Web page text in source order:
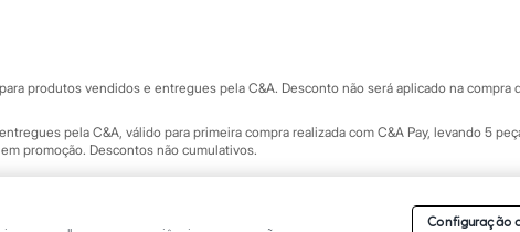
produtos vendidos e entregues pela C&A. Desconto não será aplicado na
pela C&A, válido para primeira compra realizada com C&A Pay, levando 5
promoção. Descontos não cumulativos.
Configuração